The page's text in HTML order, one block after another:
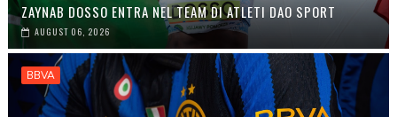
ZAYNAB DOSSO ENTRA NEL TEAM DI ATLETI DAO SPORT
AUGUST 06, 2026
BBVA